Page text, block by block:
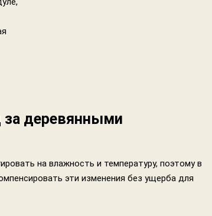
за деревянными
на влажность и температуру, поэтому в
эти изменения без ущерба для